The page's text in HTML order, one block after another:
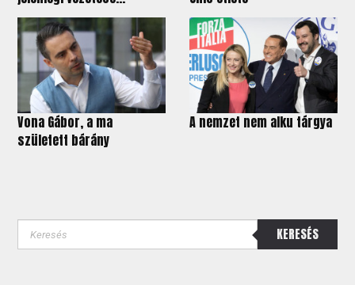
Vona Gábor, a ma
született bárány
A nemzet nem alku tárgya
KERESÉS